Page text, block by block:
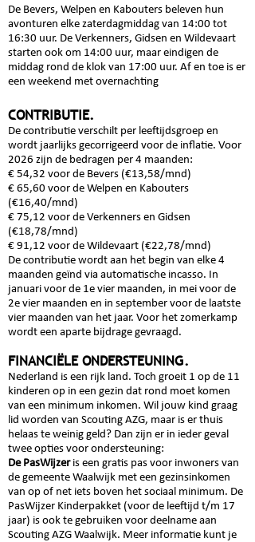
De Bevers, Welpen en Kabouters beleven hun
avonturen elke zaterdagmiddag van 14:00 tot
16:30 uur. De Verkenners, Gidsen en Wildevaart
starten ook om 14:00 uur, maar eindigen de
middag rond de klok van 17:00 uur. Af en toe is er
een weekend met overnachting
CONTRIBUTIE.
De contributie verschilt per leeftijdsgroep en
wordt jaarlijks gecorrigeerd voor de inflatie. Voor
2026 zijn de bedragen per 4 maanden:
€ 54,32 voor de Bevers (€13,58/mnd)
€ 65,60 voor de Welpen en Kabouters
(€16,40/mnd)
€ 75,12 voor de Verkenners en Gidsen
(€18,78/mnd)
€ 91,12 voor de Wildevaart (€22,78/mnd)
De contributie wordt aan het begin van elke 4
maanden geïnd via automatische incasso. In
januari voor de 1e vier maanden, in mei voor de
2e vier maanden en in september voor de laatste
vier maanden van het jaar. Voor het zomerkamp
wordt een aparte bijdrage gevraagd.
FINANCIËLEONDERSTEUNING.
Nederland is een rijk land. Toch groeit 1 op de 11
kinderen op in een gezin dat rond moet komen
van een minimum inkomen. Wil jouw kind graag
lid worden van Scouting AZG, maar is er thuis
helaas te weinig geld? Dan zijn er in ieder geval
twee opties voor ondersteuning:
De PasWijzeris een gratis pas voor inwoners van
de gemeente Waalwijk met een gezinsinkomen
van op of net iets boven het sociaal minimum. De
PasWijzer Kinderpakket (voor de leeftijd t/m 17
jaar) is ook te gebruiken voor deelname aan
Scouting AZG Waalwijk. Meer informatie kunt je